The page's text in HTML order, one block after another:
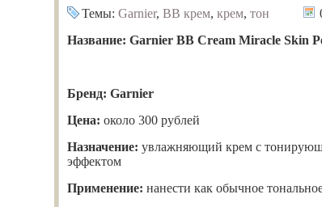
Темы: Garnier, ВВ крем, крем, тон
Название: Garnier BB Cream Miracle Skin
Бренд: Garnier
Цена: около 300 рублей
Назначение: увлажняющий крем с
эффектом
Применение: нанести как обычное